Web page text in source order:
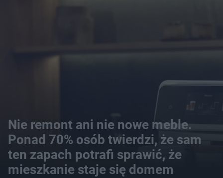
Nie remont ani nie nowe meble.
Ponad 70% osób twierdzi, że sam
ten zapach potrafi sprawić, że
mieszkanie staje się domem